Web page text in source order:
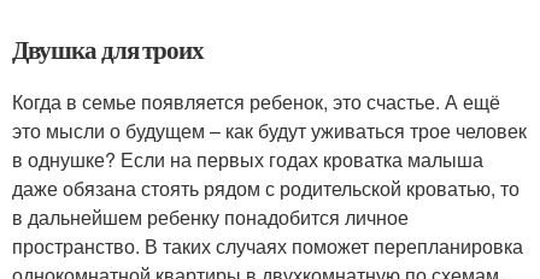
Двушка для троих
Когда в семье появляется ребенок, это счастье. А ещё
это мысли о будущем – как будут уживаться трое человек
в однушке? Если на первых годах кроватка малыша
даже обязана стоять рядом с родительской кроватью, то
в дальнейшем ребенку понадобится личное
пространство. В таких случаях поможет перепланировка